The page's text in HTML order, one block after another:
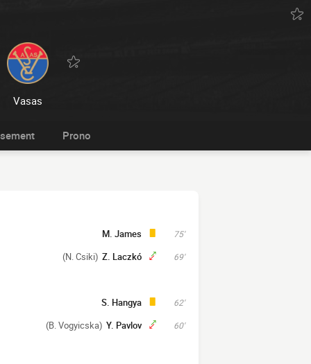
Vasas
Prono
75'
M. James
69'
Z. Laczkó
(N. Csiki)
62'
S. Hangya
60'
Y. Pavlov
(B. Vogyicska)